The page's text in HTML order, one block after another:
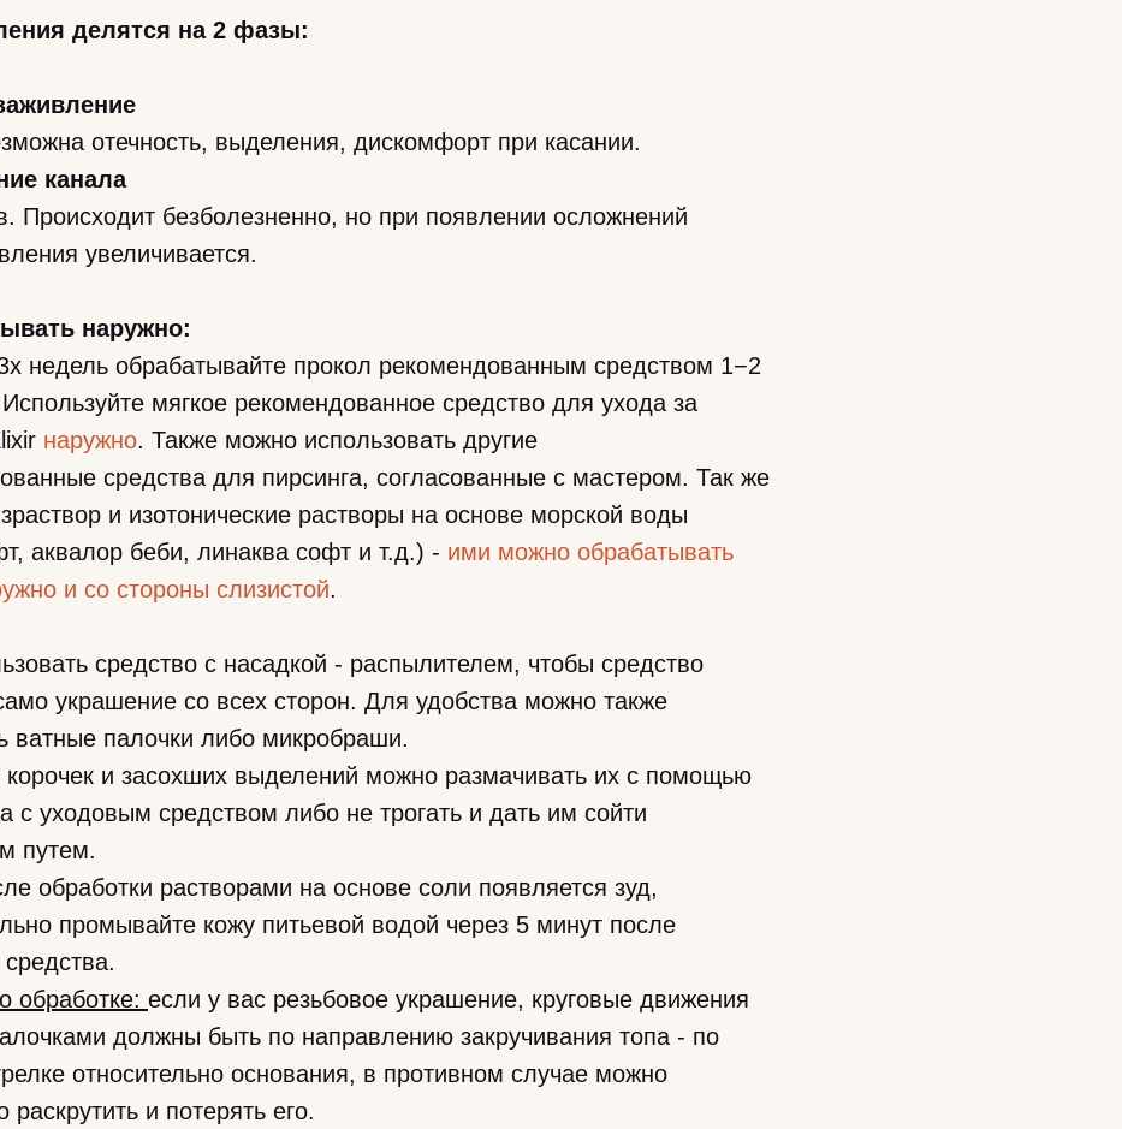
делятся на 2 фазы:
отечность, выделения, дискомфорт при касании.
канала
Происходит безболезненно, но при появлении осложнений
увеличивается.
наружно:
недель обрабатывайте прокол рекомендованным средством 1−2
мягкое рекомендованное средство для ухода за
наружно. Также можно использовать другие
средства для пирсинга, согласованные с мастером. Так же
и изотонические растворы на основе морской воды
аквалор беби, линаква софт и т.д.) - ими можно обрабатывать
и со стороны слизистой.
средство с насадкой - распылителем, чтобы средство
украшение со всех сторон. Для удобства можно также
ватные палочки либо микробраши.
и засохших выделений можно размачивать их с помощью
с уходовым средством либо не трогать и дать им сойти
путем.
обработки растворами на основе соли появляется зуд,
промывайте кожу питьевой водой через 5 минут после
обработке: если у вас резьбовое украшение, круговые движения
должны быть по направлению закручивания топа - по
относительно основания, в противном случае можно
раскрутить и потерять его.